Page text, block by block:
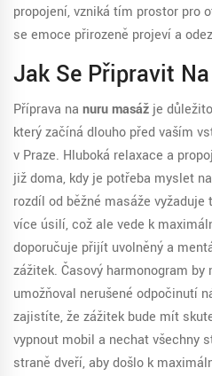
propojení, vzniká tím prostor pro
se emoce přirozeně projeví a
Jak Se Připravit
Příprava na nuru masážje
který začíná dlouho před vaším
v Praze. Hluboká relaxace a
již doma, kdy je potřeba myslet
rozdíl od běžné masáže
více úsilí, což ale vede k
doporučuje přijít uvolněný a
zážitek. Časový harmonogram
umožňoval nerušené odpočinutí
zajistíte, že zážitek bude mít
vypnout mobil a nechat všechny
straně dveří, aby došlo k